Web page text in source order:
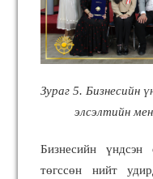
Зураг 5. Бизнесийн
элсэлтийн
Бизнесийн үндсэн
төгссөн нийт